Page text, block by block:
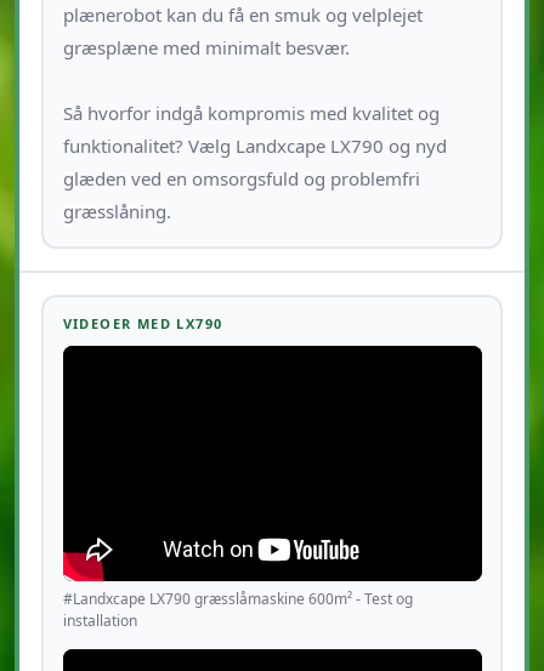
plænerobot kan du få en smuk og velplejet
græsplæne med minimalt besvær.
Så hvorfor indgå kompromis med kvalitet og
funktionalitet? Vælg Landxcape LX790 og nyd
glæden ved en omsorgsfuld og problemfri
græsslåning.
VIDEOER MED LX790
#Landxcape LX790 græsslåmaskine 600m² - Test og
installation